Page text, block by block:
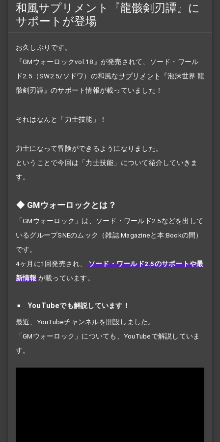
和風サプリメント『龍骸剣刃譚』に
サポートが登場
お久しぶりです。
『GMウォーロックvol.18』が発売されて、ソード・ワール
ド2.5（SW2.5/ソドワ）の和風なサプリメント
『泡沫世界 龍
骸剣刃譚』のサポート情報が載っていました！
それはなんと「力士技能」！
力士になって冒険ができるようになりました。
ということで今回は「力士技能」について紹介していきま
す。
GMウォーロックとは？
「GMウォーロック」は、ソード・ワールド2.5などを出して
いるグループSNEのムック（雑誌:Magazineと本:Bookの間）
です。
4ヶ月に1回発売され、
ソード・ワールド2.5のサポートや最
新情報 が載っています。
YouTubeでも解説しています！
最近、YouTubeチャンネルを開設しました。
「GMウォーロック」についても、YouTubeで解説していま
す。